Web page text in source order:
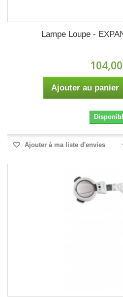
Lampe Loupe -
Ajouter au panier
Ajouter à ma liste d'envies